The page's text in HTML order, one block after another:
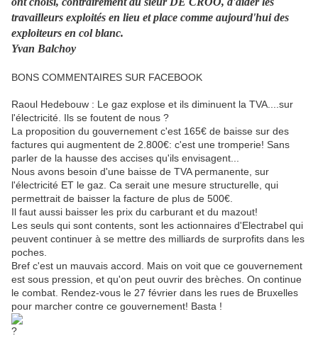
travailleurs exploités en lieu et place comme aujourd'hui des
exploiteurs en col blanc.
Yvan Balchoy
BONS COMMENTAIRES SUR FACEBOOK
Raoul Hedebouw : Le gaz explose et ils diminuent la TVA....sur
l'électricité. Ils se foutent de nous ?
La proposition du gouvernement c'est 165€ de baisse sur des
factures qui augmentent de 2.800€: c'est une tromperie! Sans
parler de la hausse des accises qu'ils envisagent...
Nous avons besoin d'une baisse de TVA permanente, sur
l'électricité ET le gaz. Ca serait une mesure structurelle, qui
permettrait de baisser la facture de plus de 500€.
Il faut aussi baisser les prix du carburant et du mazout!
Les seuls qui sont contents, sont les actionnaires d'Electrabel qui
peuvent continuer à se mettre des milliards de surprofits dans les
poches.
Bref c'est un mauvais accord. Mais on voit que ce gouvernement
est sous pression, et qu'on peut ouvrir des brèches. On continue
le combat. Rendez-vous le 27 février dans les rues de Bruxelles
pour marcher contre ce gouvernement! Basta !